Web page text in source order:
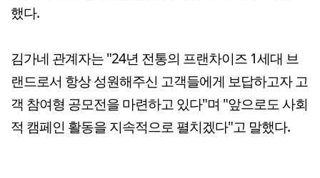
했다.
김가네 관계자는 "24년 전통의 프랜차이즈 1세대 브
랜드로서 항상 성원해주신 고객들에게 보답하고자 고
객 참여형 공모전을 마련하고 있다"며 "앞으로도 사회
적 캠페인 활동을 지속적으로 펼치겠다"고 말했다.